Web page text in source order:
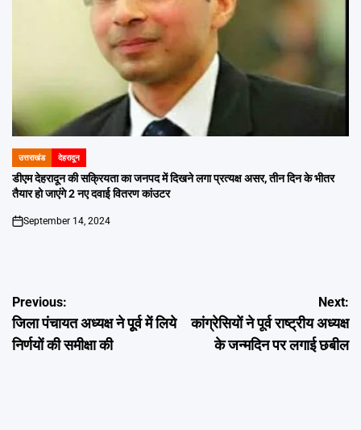
POSTED
IN
उत्तराखंड देहरादून
डीएम देहरादून की सक्रियता का जनपद में दिखने लगा प्रत्यक्ष असर, तीन दिन के भीतर
तैयार हो जाएंगे 2 नए दवाई वितरण कांउटर
on
September 14, 2024
Post
navigation
Previous:
जिला पंचायत अध्यक्ष ने पूूर्व में लिये
निर्णयों की समीक्षा की
Next:
कांग्रेसियों ने पूर्व राष्ट्रीय अध्यक्ष
के जन्मदिन पर लगाई छबील